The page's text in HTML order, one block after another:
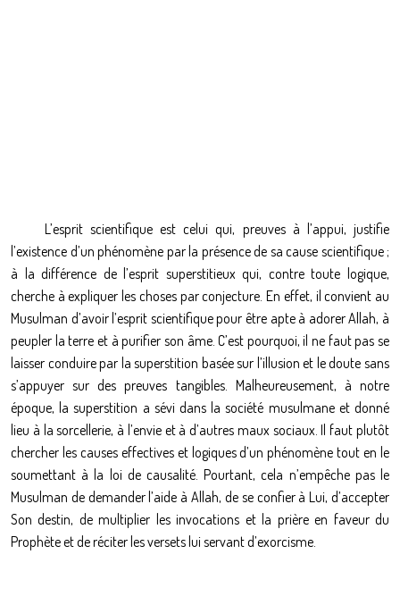
L’esprit scientifique est celui qui, preuves à l’appui, justifie
l’existence d’un phénomène par la présence de sa cause scientifique ;
à la différence de l’esprit superstitieux qui, contre toute logique,
cherche à expliquer les choses par conjecture. En effet, il convient au
Musulman d’avoir l’esprit scientifique pour être apte à adorer Allah, à
peupler la terre et à purifier son âme. C’est pourquoi, il ne faut pas se
laisser conduire par la superstition basée sur l’illusion et le doute sans
s’appuyer sur des preuves tangibles. Malheureusement, à notre
époque, la superstition a sévi dans la société musulmane et donné
lieu à la sorcellerie, à l’envie et à d’autres maux sociaux. Il faut plutôt
chercher les causes effectives et logiques d’un phénomène tout en le
soumettant à la loi de causalité. Pourtant, cela n’empêche pas le
Musulman de demander l’aide à Allah, de se confier à Lui, d’accepter
Son destin, de multiplier les invocations et la prière en faveur du
Prophète et de réciter les versets lui servant d’exorcisme.